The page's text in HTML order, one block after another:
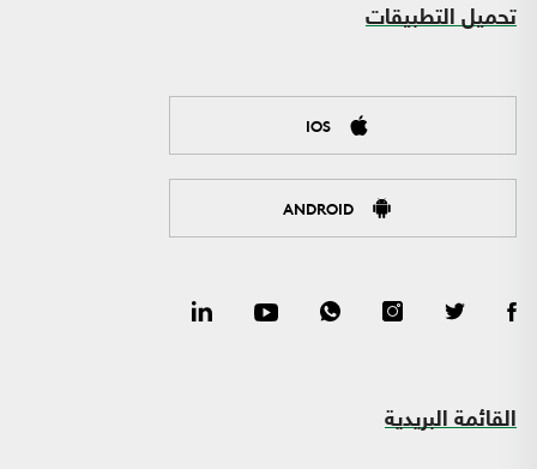
تحميل التطبيقات
IOS
ANDROID
القائمة البريدية